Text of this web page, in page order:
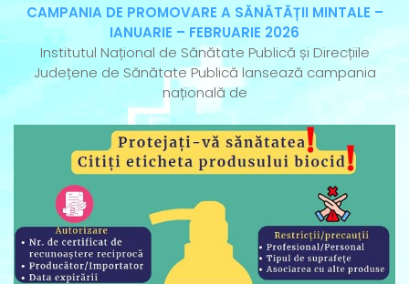
CAMPANIA DE PROMOVARE A SĂNĂTĂȚII MINTALE –
IANUARIE – FEBRUARIE 2026
Institutul Național de Sănătate Publică și Direcțiile
Județene de Sănătate Publică lansează campania
națională de